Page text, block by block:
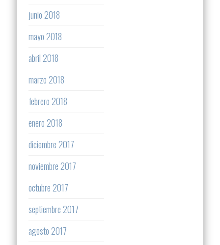
junio 2018
mayo 2018
abril 2018
marzo 2018
febrero 2018
enero 2018
diciembre 2017
noviembre 2017
octubre 2017
septiembre 2017
agosto 2017